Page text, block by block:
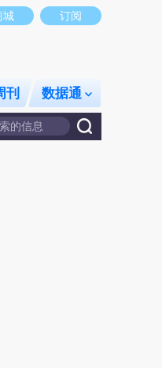
观点和立场。推荐点击链接阅读原
城 订阅
刊 数据通